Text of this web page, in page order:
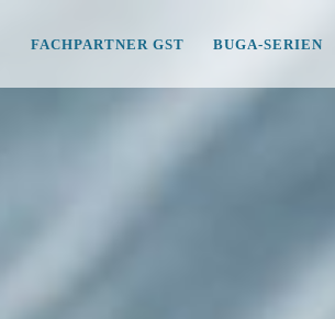
FACHPARTNER GST BUGA-SERIEN